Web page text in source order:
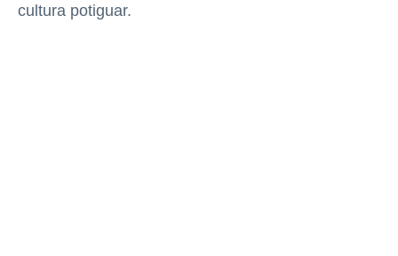
cultura potiguar.